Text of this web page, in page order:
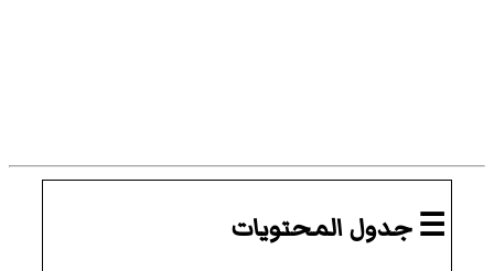
☰ جدول المحتويات